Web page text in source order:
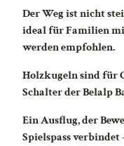
Der Weg ist nicht
ideal für Familien
werden empfohlen.
Holzkugeln sind für
Schalter der Belalp
Ein Ausflug, der
Spielspass